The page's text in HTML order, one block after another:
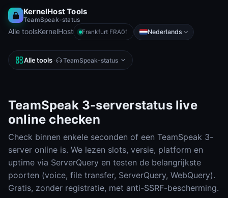
KernelHost Tools
TeamSpeak-status
Alle toolsKernelHost Frankfurt FRA01 Nederlands
Alle tools · TeamSpeak-status
TeamSpeak 3-serverstatus live
online checken
Check binnen enkele seconden of een TeamSpeak 3-
server online is. We lezen slots, versie, platform en
uptime via ServerQuery en testen de belangrijkste
poorten (voice, file transfer, ServerQuery, WebQuery).
Gratis, zonder registratie, met anti-SSRF-bescherming.